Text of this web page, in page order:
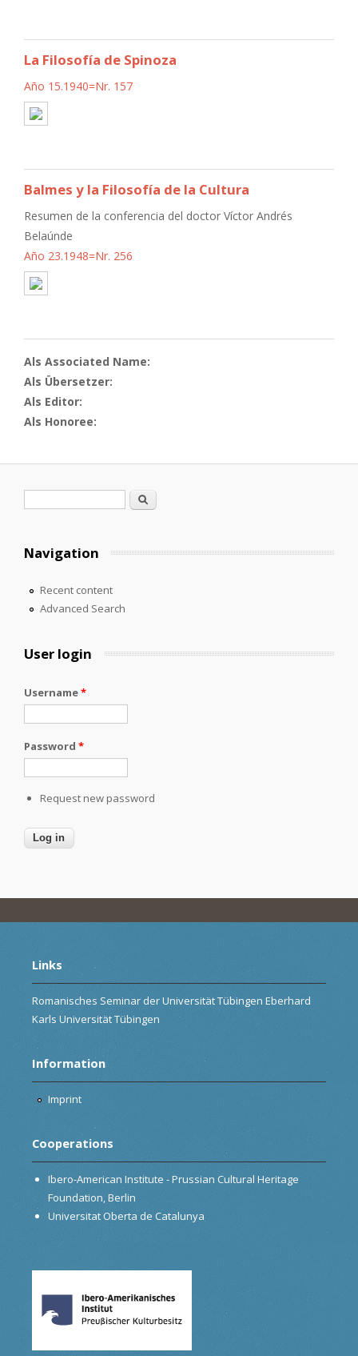
La Filosofía de Spinoza
Año 15.1940=Nr. 157
Balmes y la Filosofía de la Cultura
Resumen de la conferencia del doctor Víctor Andrés
Belaúnde
Año 23.1948=Nr. 256
Als Associated Name:
Als Übersetzer:
Als Editor:
Als Honoree:
Search
Navigation
Recent content
Advanced Search
User login
Username*
Password *
Request new password
Links
Romanisches Seminar der Universität Tübingen Eberhard
Karls Universität Tübingen
Information
Imprint
Cooperations
Ibero-American Institute - Prussian Cultural Heritage
Foundation, Berlin
Universitat Oberta de Catalunya